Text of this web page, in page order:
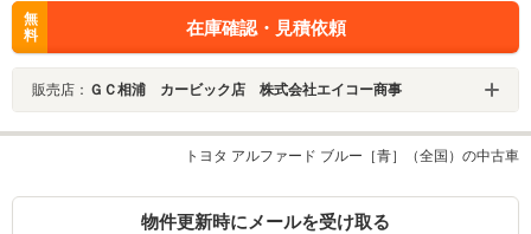
無
料
在庫確認・見積依頼
販売店： ＧＣ相浦 カービック店 株式会社エイコー商事
トヨタ アルファード ブルー［青］（全国）の中古車
物件更新時にメールを受け取る